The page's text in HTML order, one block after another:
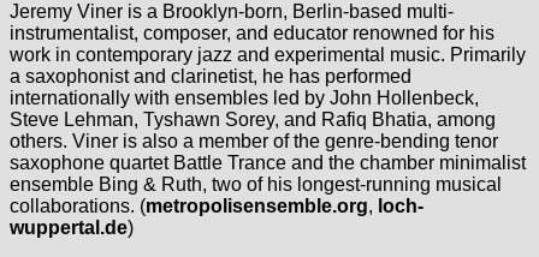
Jeremy Viner is a Brooklyn-born, Berlin-based multi-
instrumentalist, composer, and educator renowned for his
work in contemporary jazz and experimental music. Primarily
a saxophonist and clarinetist, he has performed
internationally with ensembles led by John Hollenbeck,
Steve Lehman, Tyshawn Sorey, and Rafiq Bhatia, among
others. Viner is also a member of the genre-bending tenor
saxophone quartet Battle Trance and the chamber minimalist
ensemble Bing & Ruth, two of his longest-running musical
collaborations. (metropolisensemble.org, loch-
wuppertal.de)